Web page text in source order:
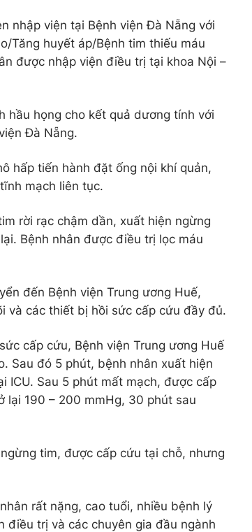
nhập viện tại Bệnh viện Đà Nẵng với
Tăng huyết áp/Bệnh tim thiếu máu
được nhập viện điều trị tại khoa Nội –
hầu họng cho kết quả dương tính với
Đà Nẵng.
hấp tiến hành đặt ống nội khí quản,
mạch liên tục.
rời rạc chậm dần, xuất hiện ngừng
Bệnh nhân được điều trị lọc máu
đến Bệnh viện Trung ương Huế,
và các thiết bị hồi sức cấp cứu đầy đủ.
cấp cứu, Bệnh viện Trung ương Huế
Sau đó 5 phút, bệnh nhân xuất hiện
ICU. Sau 5 phút mất mạch, được cấp
lại 190 – 200 mmHg, 30 phút sau
tim, được cấp cứu tại chỗ, nhưng
rất nặng, cao tuổi, nhiều bệnh lý
điều trị và các chuyên gia đầu ngành